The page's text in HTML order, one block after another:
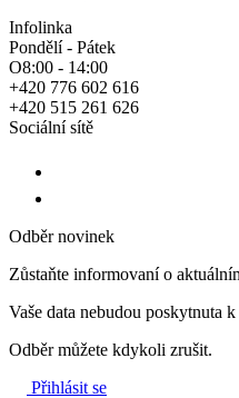
Infolinka
Pondělí - Pátek
O8:00 - 14:00
+420 776 602 616
+420 515 261 626
Sociální sítě
Odběr novinek
Zůstaňte informovaní o
Vaše data nebudou poskytnuta
Odběr můžete kdykoli zrušit.
Přihlásit se